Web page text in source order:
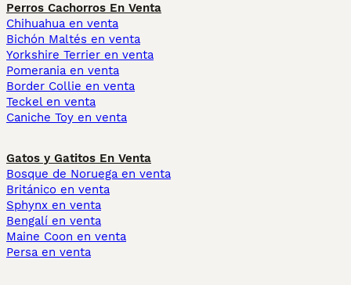
Perros Cachorros En Venta
Chihuahua en venta
Bichón Maltés en venta
Yorkshire Terrier en venta
Pomerania en venta
Border Collie en venta
Teckel en venta
Caniche Toy en venta
Gatos y Gatitos En Venta
Bosque de Noruega en venta
Británico en venta
Sphynx en venta
Bengalí en venta
Maine Coon en venta
Persa en venta